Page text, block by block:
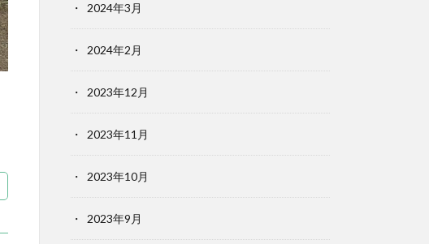
2024年3月
2024年2月
2023年12月
2023年11月
2023年10月
2023年9月